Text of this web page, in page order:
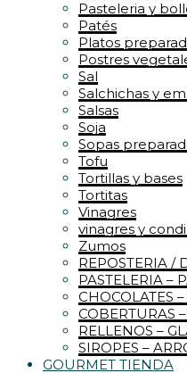
Pasteleria y
Patés
Platos
Postres
Sal
Salchichas y
Salsas
Soja
Sopas
Tofu
Tortillas y bases
Tortitas
Vinagres
vinagres y
Zumos
REPOSTERIA /
PASTELERIA –
CHOCOLATES
COBERTURAS
RELLENOS –
SIROPES –
GOURMET TIENDA